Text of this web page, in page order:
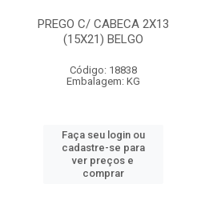
PREGO C/ CABECA 2X13
(15X21) BELGO
Código: 18838
Embalagem: KG
Faça seu login ou
cadastre-se para
ver preços e
comprar